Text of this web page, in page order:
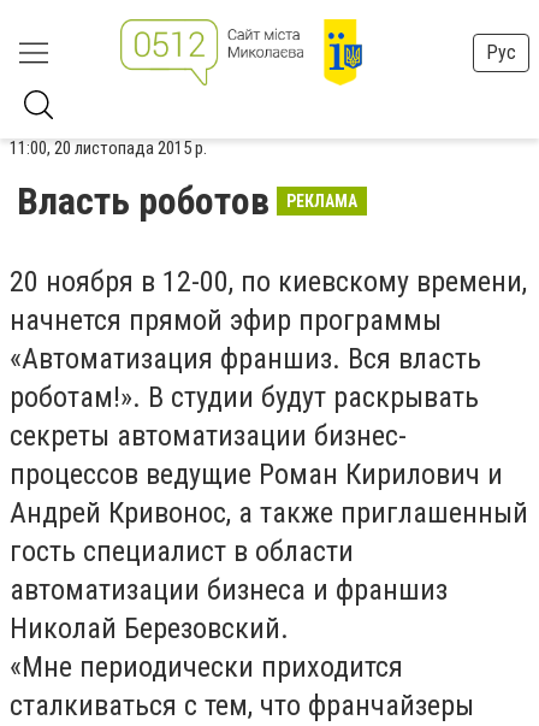
Рус
11:00, 20 листопада 2015 р.
Власть роботов РЕКЛАМА
20 ноября в 12-00, по киевскому времени,
начнется прямой эфир программы
«Автоматизация франшиз. Вся власть
роботам!». В студии будут раскрывать
секреты автоматизации бизнес-
процессов ведущие Роман Кирилович и
Андрей Кривонос, а также приглашенный
гость специалист в области
автоматизации бизнеса и франшиз
Николай Березовский.
«Мне периодически приходится
сталкиваться с тем, что франчайзеры